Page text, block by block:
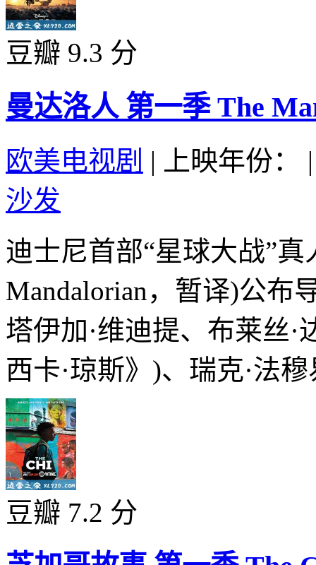
豆瓣 9.3 分
曼达洛人 第一季 The
欧美电视剧 | 上映年份：
|
沙发
迪士尼首部“星球大战”
Mandalorian，暂译)公布
塔伊加·维迪提、布莱丝·
西卡·琼斯》)、瑞克·法
豆瓣 7.2 分